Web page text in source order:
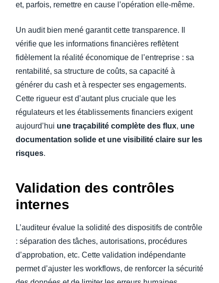
et, parfois, remettre en cause l’opération elle-même.
Un audit bien mené garantit cette transparence. Il
vérifie que les informations financières reflètent
fidèlement la réalité économique de l’entreprise : sa
rentabilité, sa structure de coûts, sa capacité à
générer du cash et à respecter ses engagements.
Cette rigueur est d’autant plus cruciale que les
régulateurs et les établissements financiers exigent
aujourd’hui une traçabilité complète des flux, une
documentation solide et une visibilité claire sur les
risques.
Validation des contrôles
internes
L’auditeur évalue la solidité des dispositifs de contrôle
: séparation des tâches, autorisations, procédures
d’approbation, etc. Cette validation indépendante
permet d’ajuster les workflows, de renforcer la sécurité